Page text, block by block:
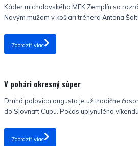
Káder michalovského MFK Zemplín sa
Novým mužom v košiari trénera Antona
Zobraziť viac
V pohári okresný súper
Druhá polovica augusta je už tradične
do Slovnaft Cupu. Počas uplynulého
Zobraziť viac